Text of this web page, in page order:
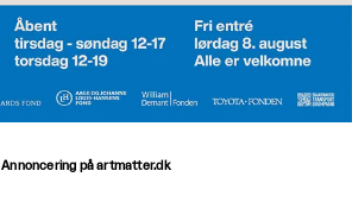
Annoncering på artmatter.dk